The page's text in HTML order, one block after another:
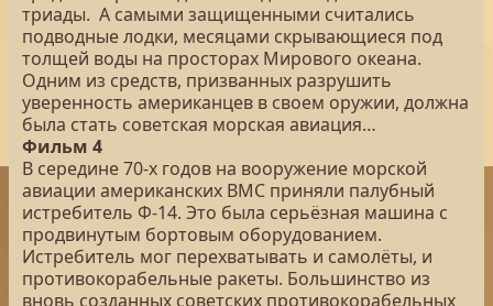
триады. А самыми защищенными считались
подводные лодки, месяцами скрывающиеся под
толщей воды на просторах Мирового океана.
Одним из средств, призванных разрушить
уверенность американцев в своем оружии, должна
была стать советская морская авиация…
Фильм 4
В середине 70-х годов на вооружение морской
авиации американских ВМС приняли палубный
истребитель Ф-14. Это была серьёзная машина с
продвинутым бортовым оборудованием.
Истребитель мог перехватывать и самолёты, и
противокорабельные ракеты. Большинство из
вновь созданных советских противокорабельных